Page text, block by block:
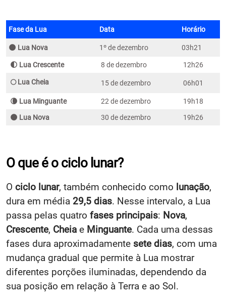
Fase da Lua Data Horário
🌑 Lua Nova 1º de dezembro 03h21
🌓 Lua Crescente 8 de dezembro 12h26
🌕 Lua Cheia 15 de dezembro 06h01
🌘 Lua Minguante 22 de dezembro
19h18
🌑 Lua Nova
30 de dezembro 19h26
O que é o ciclo lunar?
O ciclo lunar, também conhecido como lunação,
dura em média 29,5 dias. Nesse intervalo, a Lua
passa pelas quatro fases principais: Nova,
Crescente, Cheia e Minguante. Cada uma dessas
fases dura aproximadamente sete dias, com uma
mudança gradual que permite à Lua mostrar
diferentes porções iluminadas, dependendo da
sua posição em relação à Terra e ao Sol.